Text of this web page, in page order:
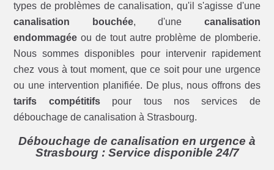
types de problèmes de canalisation, qu'il s'agisse d'une
canalisation bouchée, d'une canalisation
endommagée ou de tout autre problème de plomberie.
Nous sommes disponibles pour intervenir rapidement
chez vous à tout moment, que ce soit pour une urgence
ou une intervention planifiée. De plus, nous offrons des
tarifs compétitifspour tous nos services de
débouchage de canalisation à Strasbourg.
Débouchage de canalisation en urgence à
Strasbourg : Service disponible 24/7